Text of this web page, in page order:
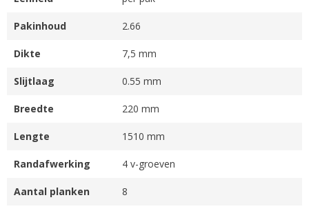
Pakinhoud 2.66
Dikte 7,5 mm
Slijtlaag 0.55 mm
Breedte 220 mm
Lengte 1510 mm
Randafwerking 4 v-groeven
Aantal planken 8